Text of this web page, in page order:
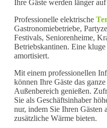
Ihre Gäste werden länger
Professionelle elektrische
Gastronomiebetriebe,
Festivals, Seniorenheime,
Betriebskantinen. Eine
amortisiert.
Mit einem professionellen
können Ihre Gäste das
Außenbereich genießen.
Sie als Geschäftsinhaber
nur, indem Sie Ihren Gästen
zusätzliche Wärme bieten.